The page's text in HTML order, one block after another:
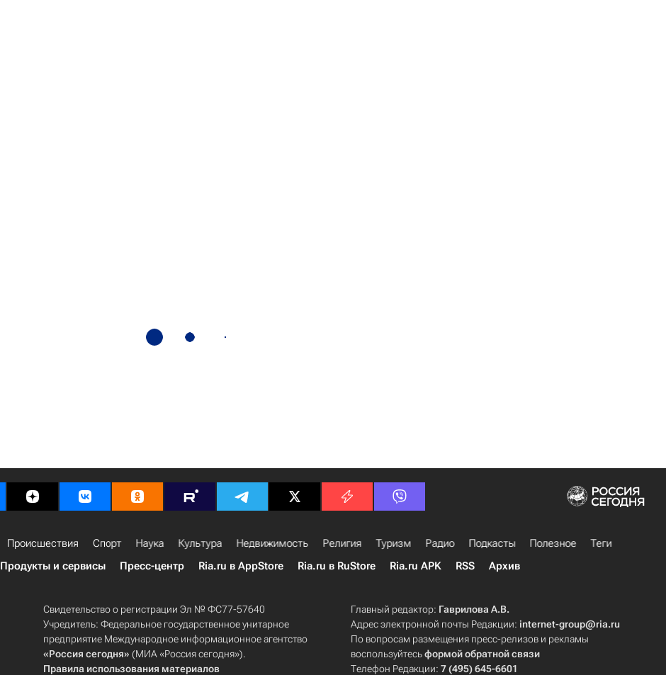
Происшествия Спорт Наука Культура Недвижимость Религия Туризм Радио Подкасты Полезное
Теги
Продукты и сервисы Пресс-центр Ria.ru в AppStore Ria.ru в RuStore Ria.ru APK RSS Архив
Свидетельство о регистрации Эл № ФС77-57640
Учредитель: Федеральное государственное унитарное
предприятие Международное информационное агентство
«Россия сегодня» (МИА «Россия сегодня»).
Правила использования материалов
Главный редактор: Гаврилова А.В.
Адрес электронной почты Редакции:internet-group@ria.ru
По вопросам размещения пресс-релизов и рекламы
воспользуйтесьформой обратной связи
Телефон Редакции:7 (495) 645-6601